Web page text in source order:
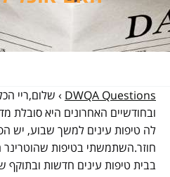
DWQA Questions
› שלום,ריי
ובחודשיים האחרונים היא סובלת
לה טיפות עינים למשך שבוע, יש
חוזר.השתמשתי בטיפות שהוטרינר
בבית טיפות עינים חדשות ובתוקף